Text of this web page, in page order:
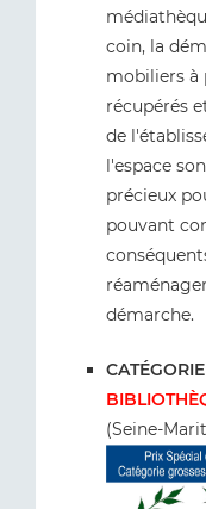
coin, la
mobiliers à
récupérés
de
l'espace
précieux
pouvant
démarche.
(Seine-